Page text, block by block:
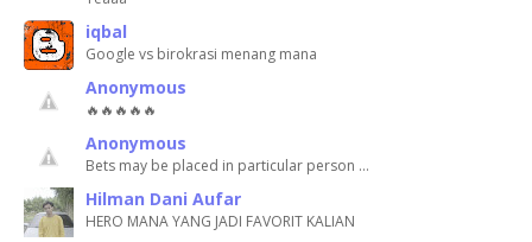
iqbal
Google vs birokrasi menang mana
Anonymous
🔥🔥🔥🔥🔥
Anonymous
Bets may be placed in particular person …
Hilman Dani Aufar
HERO MANA YANG JADI FAVORIT KALIAN